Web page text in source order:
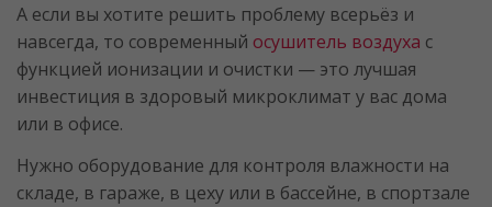
А если вы хотите решить проблему всерьёз и
навсегда, то современный осушитель воздуха с
функцией ионизации и очистки — это лучшая
инвестиция в здоровый микроклимат у вас дома
или в офисе.
Нужно оборудование для контроля влажности на
складе, в гараже, в цеху или в бассейне, в спортзале